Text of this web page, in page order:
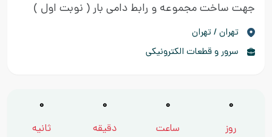
جهت ساخت مجموعه و رابط دامی بار( نوبت اول )
تهران / تهران
سرور و قطعات الکترونیکی
0
روز
0
ساعت
0
دقیقه
0
ثانیه